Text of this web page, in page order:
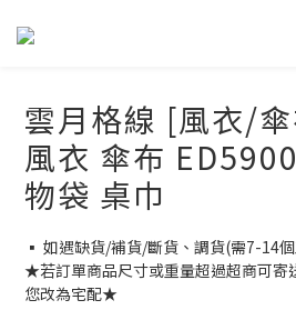
雲月格線 [風衣/
風衣 傘布
物袋 桌巾
▪ 如遇缺貨/補貨/斷貨、調貨(需7-14
★若訂單商品尺寸或重量超過超商可寄
您改為宅配★